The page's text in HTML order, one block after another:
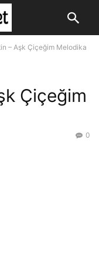
– Aşk Çiçeğim Melodika
Çiçeğim
0